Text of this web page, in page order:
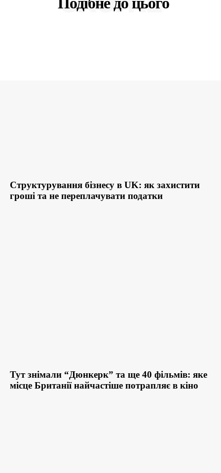
Структурування бізнесу в UK: як захистити
гроші та не переплачувати податки
Тут знімали “Дюнкерк” та ще 40 фільмів: яке
місце Британії найчастіше потрапляє в кіно